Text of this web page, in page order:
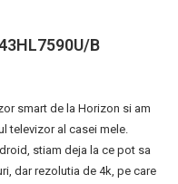
B
smart de la Horizon si am
televizor al casei mele.
stiam deja la ce pot sa
dar rezolutia de 4k, pe care